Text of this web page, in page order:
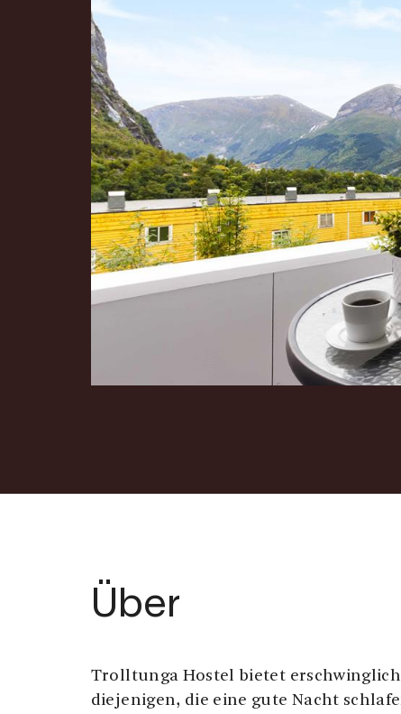
Über
Trolltunga Hostel bietet
diejenigen, die eine gute Nacht